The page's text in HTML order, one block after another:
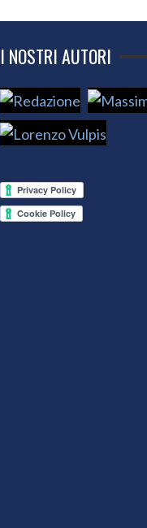
I NOSTRI AUTORI